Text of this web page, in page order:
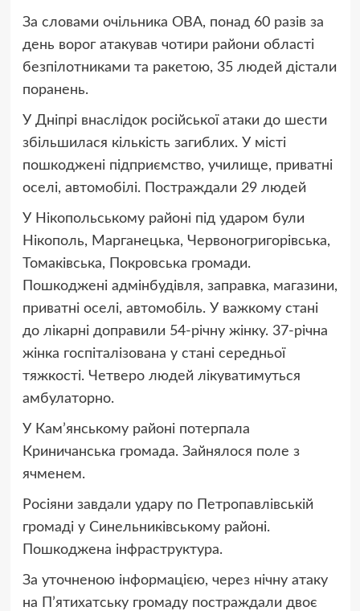
За словами очільника ОВА, понад 60 разів за
день ворог атакував чотири райони області
безпілотниками та ракетою, 35 людей дістали
поранень.
У Дніпрі внаслідок російської атаки до шести
збільшилася кількість загиблих. У місті
пошкоджені підприємство, училище, приватні
оселі, автомобілі. Постраждали 29 людей
У Нікопольському районі під ударом були
Нікополь, Марганецька, Червоногригорівська,
Томаківська, Покровська громади.
Пошкоджені адмінбудівля, заправка, магазини,
приватні оселі, автомобіль. У важкому стані
до лікарні доправили 54-річну жінку. 37-річна
жінка госпіталізована у стані середньої
тяжкості. Четверо людей лікуватимуться
амбулаторно.
У Кам’янському районі потерпала
Криничанська громада. Зайнялося поле з
ячменем.
Росіяни завдали удару по Петропавлівській
громаді у Синельниківському районі.
Пошкоджена інфраструктура.
За уточненою інформацією, через нічну атаку
на П’ятихатську громаду постраждали двоє